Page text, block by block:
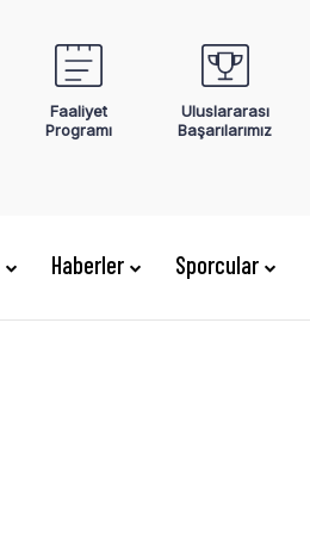
Faaliyet
Programı
Uluslararası
Başarılarımız
Haberler Sporcular